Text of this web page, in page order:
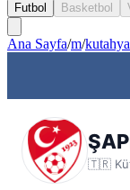
Futbol Basketbol
Ana Sayfa/m/kutahya
🇹🇷